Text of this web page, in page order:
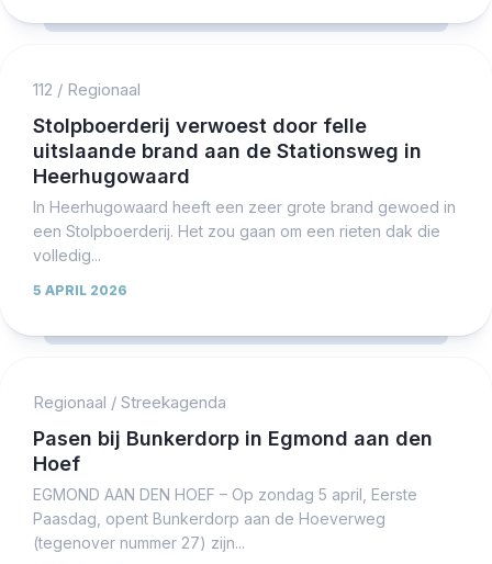
112 / Regionaal
Stolpboerderij verwoest door felle
uitslaande brand aan de Stationsweg in
Heerhugowaard
In Heerhugowaard heeft een zeer grote brand gewoed in
een Stolpboerderij. Het zou gaan om een rieten dak die
volledig...
5 APRIL 2026
Regionaal / Streekagenda
Pasen bij Bunkerdorp in Egmond aan den
Hoef
EGMOND AAN DEN HOEF – Op zondag 5 april, Eerste
Paasdag, opent Bunkerdorp aan de Hoeverweg
(tegenover nummer 27) zijn...